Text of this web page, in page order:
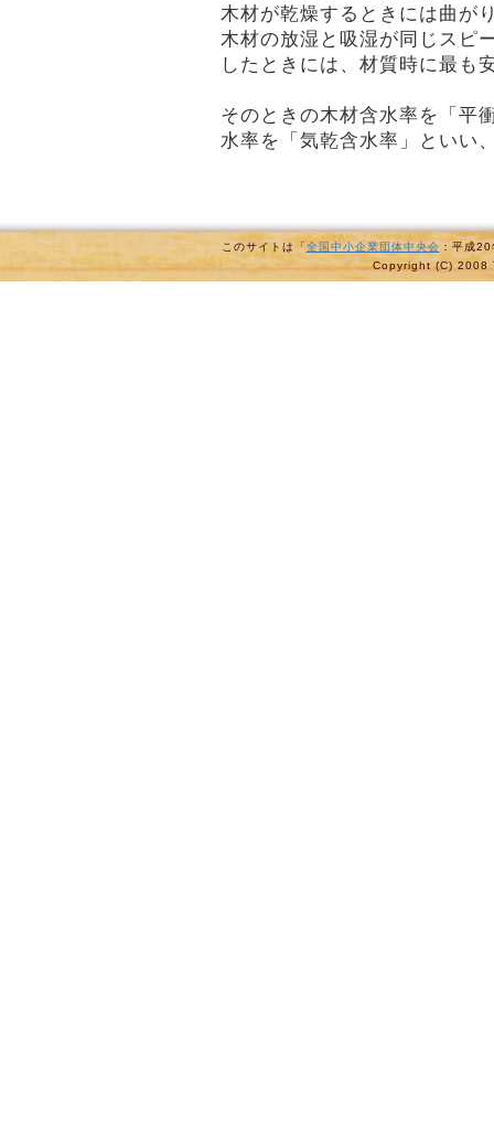
木材が乾燥するときには曲が
木材の放湿と吸湿が同じスピ
したときには、材質時に最も
そのときの木材含水率を「平
水率を「気乾含水率」といい
このサイトは「全国中小企業団体中央会 ：平成
Copyright (C) 2008